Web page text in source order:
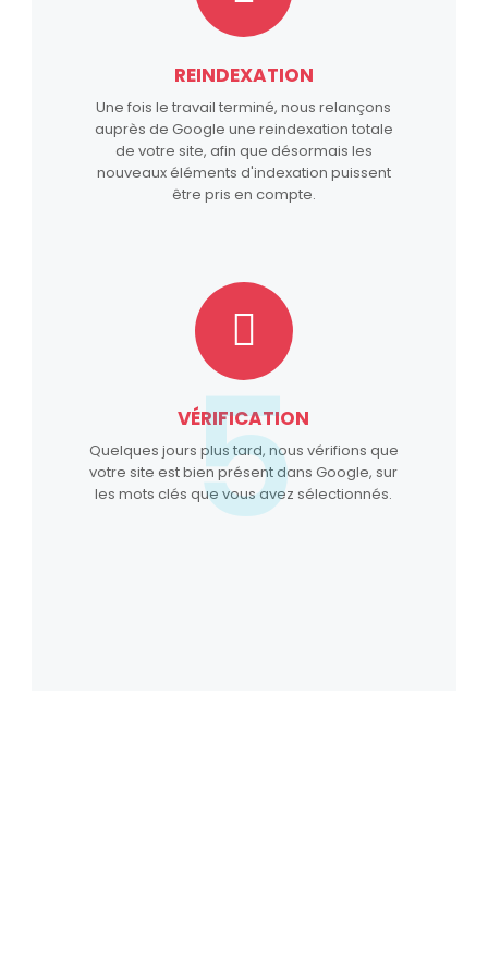
REINDEXATION
Une fois le travail terminé, nous relançons
auprès de Google une reindexation totale
de votre site, afin que désormais les
nouveaux éléments d'indexation puissent
être pris en compte.
VÉRIFICATION
Quelques jours plus tard, nous vérifions que
votre site est bien présent dans Google, sur
les mots clés que vous avez sélectionnés.
5